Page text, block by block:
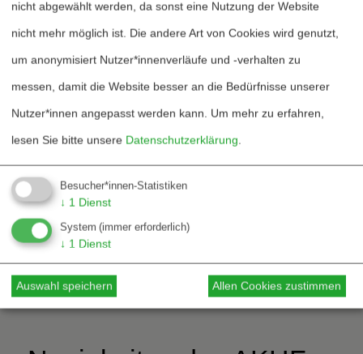
behandelt. Eine Filmkritik von Marit
Hansen zum Film »Alles ist eins. Außer
der 0« u¨ber Wau Holland rundet die
Ausgabe ab.
Inhaltliche Anfragen richten Sie bitte an die
Redaktion: redaktion@fiff.de, auf unserer
Webseite (fiff.de/publikationen/fiff-
kommunikation/) finden Sie weitere
Informationen zur aktuellen Ausgabe und
zu vorangegangenen Heften.
nicht abgewählt werden, da sonst eine Nutzung der Website
nicht mehr möglich ist. Die andere Art von Cookies wird genutzt,
um anonymisiert Nutzer*innenverläufe und -verhalten zu
messen, damit die Website besser an die Bedürfnisse unserer
Nutzer*innen angepasst werden kann. Um mehr zu erfahren,
lesen Sie bitte unsere Datenschutzerklärung.
Besucher*innen-Statistiken
↓ 1 Dienst
System (immer erforderlich)
↓ 1 Dienst
Auswahl speichern Allen Cookies zustimmen